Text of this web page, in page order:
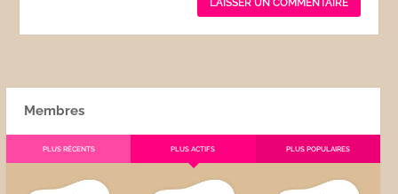
Membres
PLUS RÉCENTS PLUS ACTIFS PLUS POPULAIRES